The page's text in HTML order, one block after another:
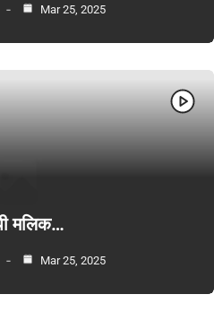
Mar 25, 2025
मलिक…
Mar 25, 2025